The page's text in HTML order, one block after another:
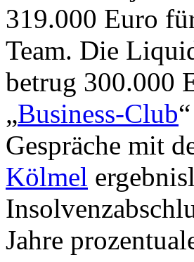
319.000 Euro
Team. Die
betrug 300.000
„Business-Club
Gespräche mit
Kölmel
Jahre